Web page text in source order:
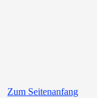
Zum Seitenanfang